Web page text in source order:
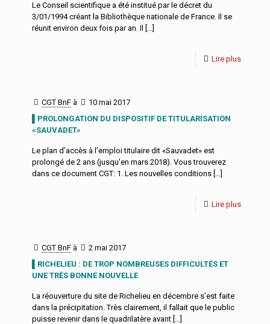
Le Conseil scientifique a été institué par le décret du
3/01/1994 créant la Bibliothèque nationale de France. Il se
réunit environ deux fois par an. Il
[…]
Lire plus
CGT BnF à
10 mai 2017
▌PROLONGATION DU DISPOSITIF DE TITULARISATION
«SAUVADET»
Le plan d’accès à l’emploi titulaire dit «Sauvadet» est
prolongé de 2 ans (jusqu’en mars 2018). Vous trouverez
dans ce document CGT: 1. Les nouvelles conditions […]
Lire plus
CGT BnF à
2 mai 2017
▌RICHELIEU : DE TROP NOMBREUSES DIFFICULTÉS ET
UNE TRÈS BONNE NOUVELLE
La réouverture du site de Richelieu en décembre s’est faite
dans la précipitation. Très clairement, il fallait que le public
puisse revenir dans le quadrilatère avant […]